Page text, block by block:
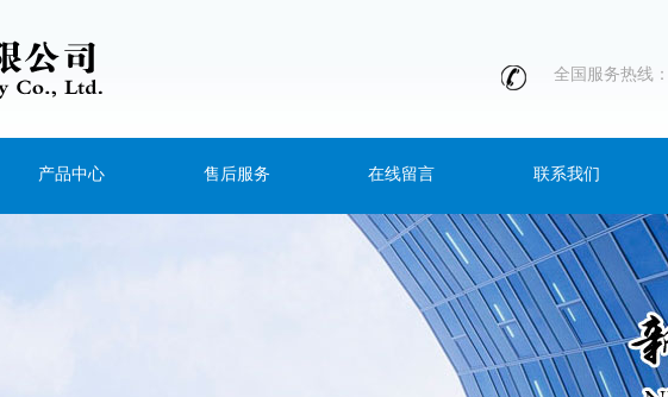
全国服务热线：
产品中心 售后服务 在线留言 联系我们